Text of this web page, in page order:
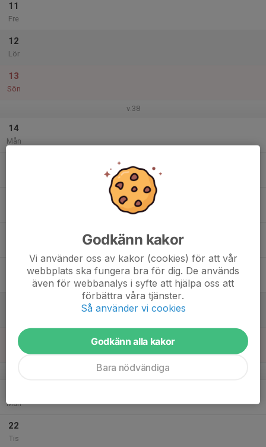
11
Fre
12
Lör
13
Sön
v.38
14
Mån
20
Sön
v.39
Mån
22
Tis
Godkänn kakor
Vi använder oss av kakor (cookies) för att vår
webbplats ska fungera bra för dig. De används
även för webbanalys i syfte att hjälpa oss att
förbättra våra tjänster.
Så använder vi cookies
Godkänn alla kakor
Bara nödvändiga